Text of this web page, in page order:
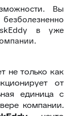
Вы
в уже
не только как
от
единица с
компании.